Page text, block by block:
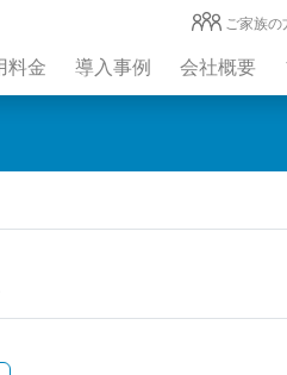
ご家族の
料金 導入事例 会社概要